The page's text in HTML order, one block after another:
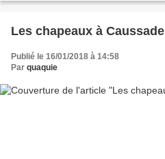
Les chapeaux à Caussade
Publié le 16/01/2018 à 14:58
Par quaquie